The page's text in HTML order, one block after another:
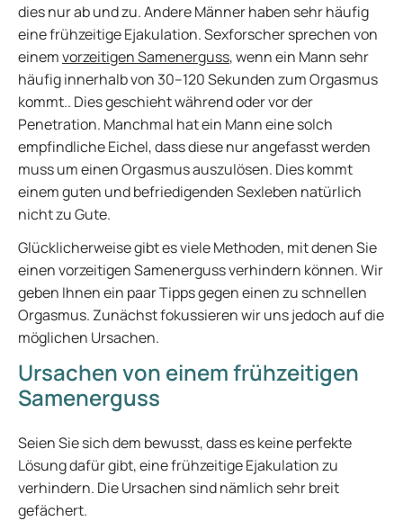
dies nur ab und zu. Andere Männer haben sehr häufig
eine frühzeitige Ejakulation. Sexforscher sprechen von
einemvorzeitigen Samenerguss, wenn ein Mann sehr
häufig innerhalb von 30–120 Sekunden zum Orgasmus
kommt.. Dies geschieht während oder vor der
Penetration. Manchmal hat ein Mann eine solch
empfindliche Eichel, dass diese nur angefasst werden
muss um einen Orgasmus auszulösen. Dies kommt
einem guten und befriedigenden Sexleben natürlich
nicht zu Gute.
Glücklicherweise gibt es viele Methoden, mit denen Sie
einen vorzeitigen Samenerguss verhindern können. Wir
geben Ihnen ein paar Tipps gegen einen zu schnellen
Orgasmus. Zunächst fokussieren wir uns jedoch auf die
möglichen Ursachen.
Ursachen von einem frühzeitigen
Samenerguss
Seien Sie sich dem bewusst, dass es keine perfekte
Lösung dafür gibt, eine frühzeitige Ejakulation zu
verhindern. Die Ursachen sind nämlich sehr breit
gefächert.